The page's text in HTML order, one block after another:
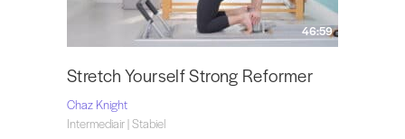
46:59
Stretch Yourself Strong Reformer
Chaz Knight
Intermediair | Stabiel